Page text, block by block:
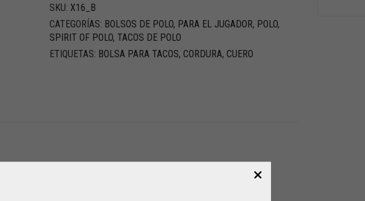
SKU: X16_B
CATEGORÍAS: BOLSOS DE POLO, PARA EL JUGADOR, POLO,
SPIRIT OF POLO, TACOS DE POLO
ETIQUETAS: BOLSA PARA TACOS, CORDURA, CUERO